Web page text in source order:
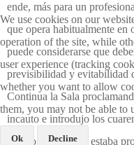
ende, más para un
que opera habitualmente en
puede considerarse que
previsibilidad y evitabilidad
Continua la Sala
incauto e introdujo los
acceso, con lo que estaba
We use cookies on our
operation of the site, while
user experience (tracking
whether you want to allow
them, you may not be able to
Ok Decline